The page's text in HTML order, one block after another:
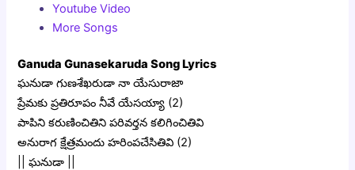
Youtube Video
More Songs
Ganuda Gunasekaruda Song Lyrics
ఘనుడా గుణశేఖరుడా నా యేసురాజా
ప్రేమకు ప్రతిరూపం నీవే యేసయ్యా (2)
పాపిని కరుణించితిని పరివర్తన కలిగించితివి
అనురాగ క్షేత్రమందు హరింపచేసితివి (2)
|| ఘనుడా ||